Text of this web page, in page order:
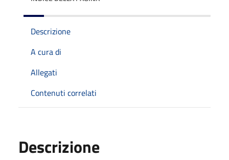
Descrizione
A cura di
Allegati
Contenuti correlati
Descrizione